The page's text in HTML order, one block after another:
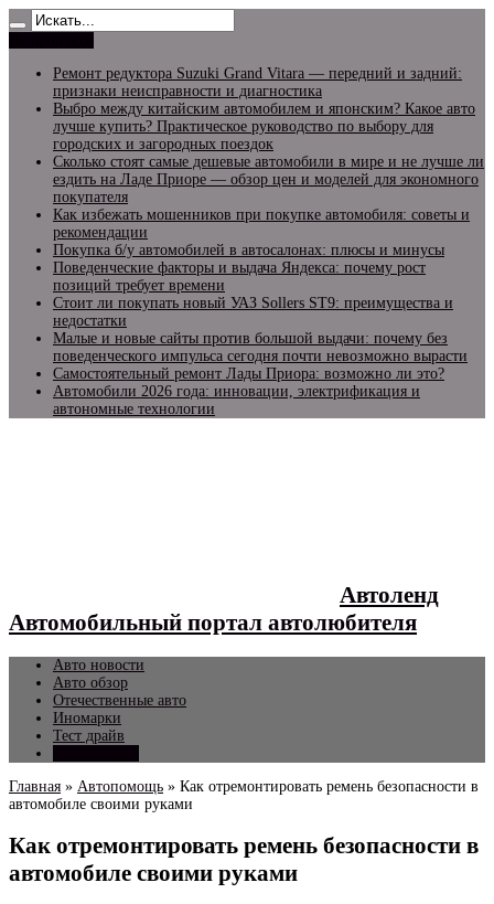
Ремонт редуктора Suzuki Grand Vitara — передний и задний:
признаки неисправности и диагностика
Выбро между китайским автомобилем и японским? Какое авто
лучше купить? Практическое руководство по выбору для
городских и загородных поездок
Сколько стоят самые дешевые автомобили в мире и не лучше ли
ездить на Ладе Приоре — обзор цен и моделей для экономного
покупателя
Как избежать мошенников при покупке автомобиля: советы и
рекомендации
Покупка б/у автомобилей в автосалонах: плюсы и минусы
Поведенческие факторы и выдача Яндекса: почему рост
позиций требует времени
Стоит ли покупать новый УАЗ Sollers ST9: преимущества и
недостатки
Малые и новые сайты против большой выдачи: почему без
поведенческого импульса сегодня почти невозможно вырасти
Самостоятельный ремонт Лады Приора: возможно ли это?
Автомобили 2026 года: инновации, электрификация и
автономные технологии
Автоленд
Автомобильный портал автолюбителя
Авто новости
Авто обзор
Отечественные авто
Иномарки
Тест драйв
Главная » Автопомощь » Как отремонтировать ремень безопасности в
автомобиле своими руками
Как отремонтировать ремень безопасности в
автомобиле своими руками